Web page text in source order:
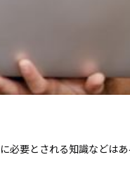
必要とされる知識などは